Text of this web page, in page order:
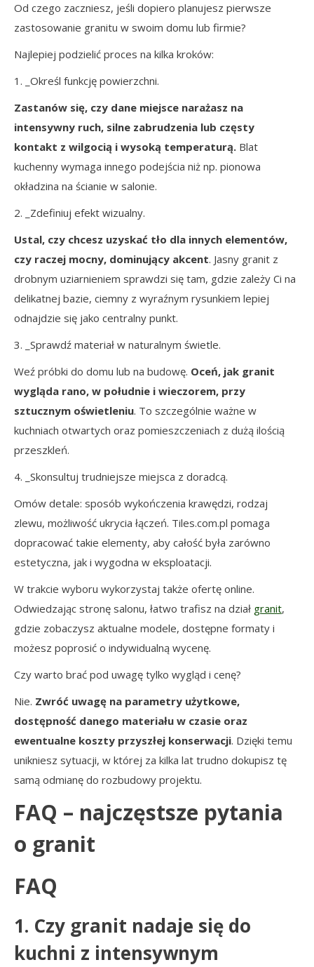
Od czego zaczniesz, jeśli dopiero planujesz pierwsze
zastosowanie granitu w swoim domu lub firmie?
Najlepiej podzielić proces na kilka kroków:
1. _Określ funkcję powierzchni.
Zastanów się, czy dane miejsce narażasz na
intensywny ruch, silne zabrudzenia lub częsty
kontakt z wilgocią i wysoką temperaturą. Blat
kuchenny wymaga innego podejścia niż np. pionowa
okładzina na ścianie w salonie.
2. _Zdefiniuj efekt wizualny.
Ustal, czy chcesz uzyskać tło dla innych elementów,
czy raczej mocny, dominujący akcent. Jasny granit z
drobnym uziarnieniem sprawdzi się tam, gdzie zależy Ci na
delikatnej bazie, ciemny z wyraźnym rysunkiem lepiej
odnajdzie się jako centralny punkt.
3. _Sprawdź materiał w naturalnym świetle.
Weź próbki do domu lub na budowę. Oceń, jak granit
wygląda rano, w południe i wieczorem, przy
sztucznym oświetleniu. To szczególnie ważne w
kuchniach otwartych oraz pomieszczeniach z dużą ilością
przeszkleń.
4. _Skonsultuj trudniejsze miejsca z doradcą.
Omów detale: sposób wykończenia krawędzi, rodzaj
zlewu, możliwość ukrycia łączeń. Tiles.com.pl pomaga
dopracować takie elementy, aby całość była zarówno
estetyczna, jak i wygodna w eksploatacji.
W trakcie wyboru wykorzystaj także ofertę online.
Odwiedzając stronę salonu, łatwo trafisz na dział granit,
gdzie zobaczysz aktualne modele, dostępne formaty i
możesz poprosić o indywidualną wycenę.
Czy warto brać pod uwagę tylko wygląd i cenę?
Nie. Zwróć uwagę na parametry użytkowe,
dostępność danego materiału w czasie oraz
ewentualne koszty przyszłej konserwacji. Dzięki temu
unikniesz sytuacji, w której za kilka lat trudno dokupisz tę
samą odmianę do rozbudowy projektu.
FAQ – najczęstsze pytania
o granit
FAQ
1. Czy granit nadaje się do
kuchni z intensywnym